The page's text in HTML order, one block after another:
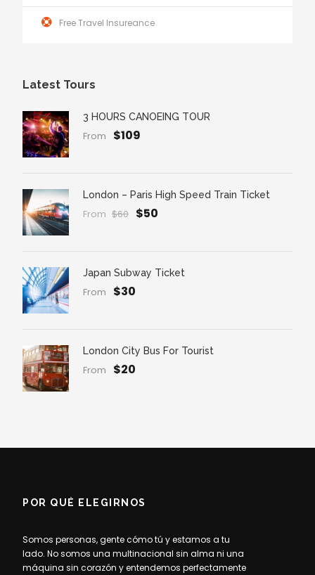
Free Travel Insureance
Latest Tours
3 HOURS CANOEING TOUR
From $109
London – Paris High Speed Train Ticket
From $60 $50
Japan Subway Ticket
From $30
London City Bus For Tourist
From $20
POR QUÉ ELEGIRNOS
Somos personas, gente cómo tú y estamos a tu
lado. No somos una multinacional sin alma ni una
máquina sin corazón y entendemos perfectamente